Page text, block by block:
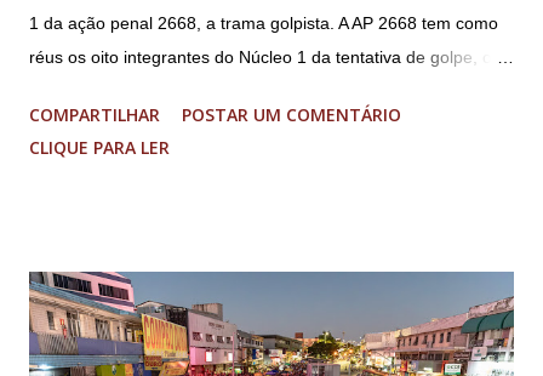
1 da ação penal 2668, a trama golpista. A AP 2668 tem como
réus os oito integrantes do Núcleo 1 da tentativa de golpe, ou
(PGR): o deputado federal Alexandre Ramagem, ex-diretor da
Agência Brasileira de Inteligência (Abin); o almirante Almir
Segurança Institucional (GSI); o tenente-coronel Mauro Cid,
ex-ajudante de ordens de Bolsonaro (réu-colaborador); o ex-
presidente da República Jair Bolsonaro; o general Paulo
COMPARTILHAR
POSTAR UM COMENTÁRIO
CLIQUE PARA LER